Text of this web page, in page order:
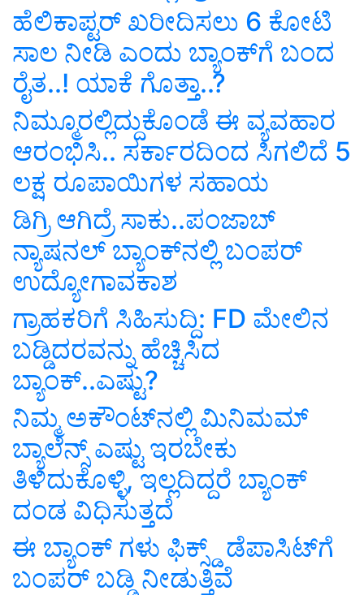
ಹೆಲಿಕಾಪ್ಟರ್‌ ಖರೀದಿಸಲು 6 ಕೋಟಿ
ಸಾಲ ನೀಡಿ ಎಂದು ಬ್ಯಾಂಕ್‌ಗೆ ಬಂದ
ರೈತ..! ಯಾಕೆ ಗೊತ್ತಾ..?
ನಿಮ್ಮೂರಲ್ಲಿದ್ದುಕೊಂಡೆ ಈ ವ್ಯವಹಾರ
ಆರಂಭಿಸಿ.. ಸರ್ಕಾರದಿಂದ ಸಿಗಲಿದೆ 5
ಲಕ್ಷ ರೂಪಾಯಿಗಳ ಸಹಾಯ
ಡಿಗ್ರಿ ಆಗಿದ್ರೆ ಸಾಕು..ಪಂಜಾಬ್‌
ನ್ಯಾಷನಲ್‌ ಬ್ಯಾಂಕ್‌ನಲ್ಲಿ ಬಂಪರ್‌
ಉದ್ಯೋಗಾವಕಾಶ
ಗ್ರಾಹಕರಿಗೆ ಸಿಹಿಸುದ್ದಿ: FD ಮೇಲಿನ
ಬಡ್ಡಿದರವನ್ನು ಹೆಚ್ಚಿಸಿದ
ಬ್ಯಾಂಕ್‌..ಎಷ್ಟು?
ನಿಮ್ಮ ಅಕೌಂಟ್‌ನಲ್ಲಿ ಮಿನಿಮಮ್‌
ಬ್ಯಾಲೆನ್ಸ್ ಎಷ್ಟು ಇರಬೇಕು
ತಿಳಿದುಕೊಳ್ಳಿ, ಇಲ್ಲದಿದ್ದರೆ ಬ್ಯಾಂಕ್
ದಂಡ ವಿಧಿಸುತ್ತದೆ
ಈ ಬ್ಯಾಂಕ್ ಗಳು ಫಿಕ್ಸ್ಡ್‌ ಡೆಪಾಸಿಟ್‌ಗೆ
ಬಂಪರ್‌ ಬಡ್ಡಿ ನೀಡುತ್ತಿವೆ